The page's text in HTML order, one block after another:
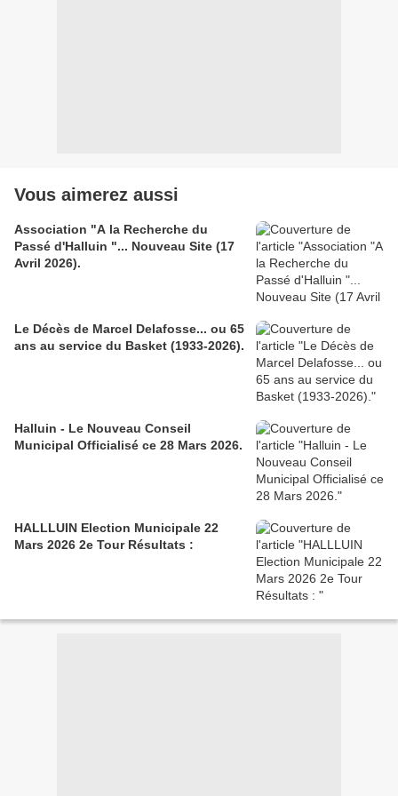
Vous aimerez aussi
Association "A la Recherche du
Passé d'Halluin "... Nouveau Site (17
Avril 2026).
Le Décès de Marcel Delafosse... ou 65
ans au service du Basket (1933-2026).
Halluin - Le Nouveau Conseil
Municipal Officialisé ce 28 Mars 2026.
HALLLUIN Election Municipale 22
Mars 2026 2e Tour Résultats :